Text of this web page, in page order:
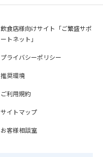
飲食店様向けサイト「ご繁盛サポ
ートネット」
プライバシーポリシー
推奨環境
ご利用規約
サイトマップ
お客様相談室